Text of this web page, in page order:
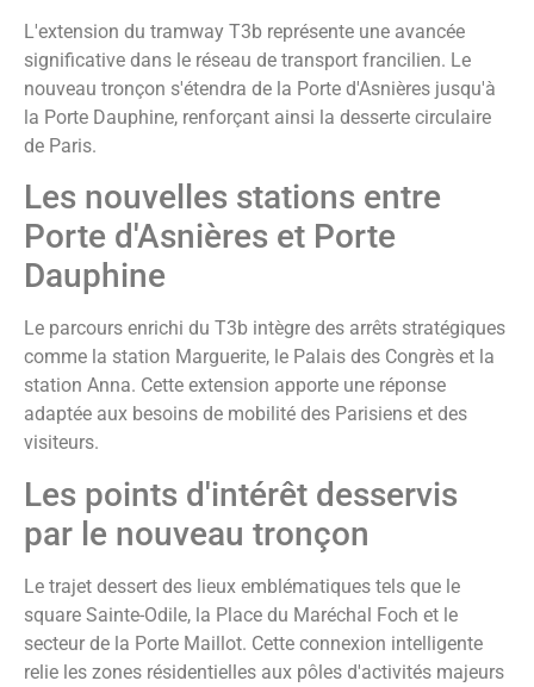
L'extension du tramway T3b représente une avancée
significative dans le réseau de transport francilien. Le
nouveau tronçon s'étendra de la Porte d'Asnières jusqu'à
la Porte Dauphine, renforçant ainsi la desserte circulaire
de Paris.
Les nouvelles stations entre
Porte d'Asnières et Porte
Dauphine
Le parcours enrichi du T3b intègre des arrêts stratégiques
comme la station Marguerite, le Palais des Congrès et la
station Anna. Cette extension apporte une réponse
adaptée aux besoins de mobilité des Parisiens et des
visiteurs.
Les points d'intérêt desservis
par le nouveau tronçon
Le trajet dessert des lieux emblématiques tels que le
square Sainte-Odile, la Place du Maréchal Foch et le
secteur de la Porte Maillot. Cette connexion intelligente
relie les zones résidentielles aux pôles d'activités majeurs